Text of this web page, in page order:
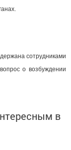
сотрудниками
о возбуждении
в